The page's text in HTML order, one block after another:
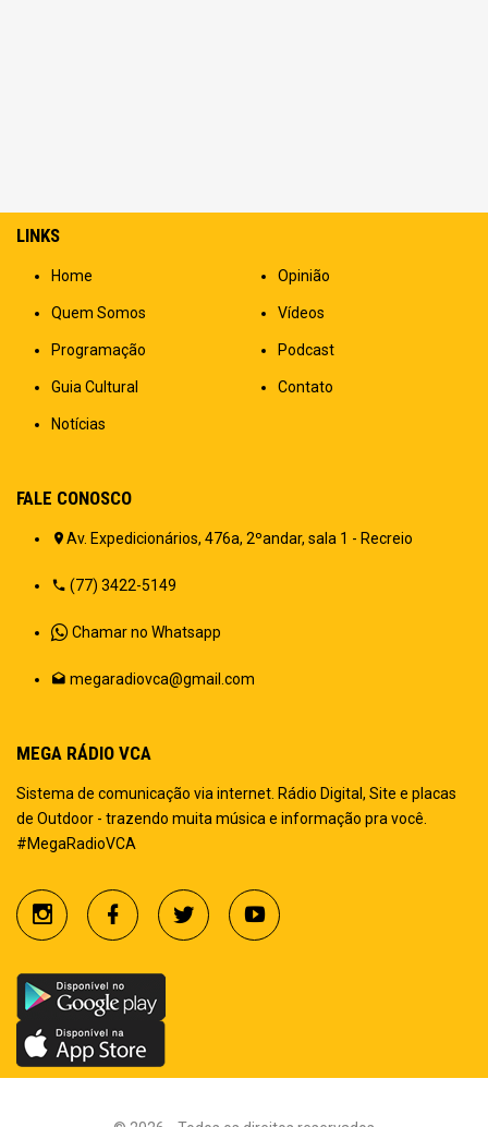
LINKS
Home
Quem Somos
Programação
Guia Cultural
Notícias
Opinião
Vídeos
Podcast
Contato
FALE CONOSCO
Av. Expedicionários, 476a, 2ºandar, sala 1 - Recreio
(77) 3422-5149
Chamar no Whatsapp
megaradiovca@gmail.com
MEGA RÁDIO VCA
Sistema de comunicação via internet. Rádio Digital, Site e placas
de Outdoor - trazendo muita música e informação pra você.
#MegaRadioVCA